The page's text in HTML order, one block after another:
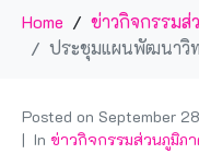
Home
ข่าวกิจกรรมส่
ประชุมแผนพัฒนาวิทยาลัยสงฆ์ก
Posted on September
In ข่าวกิจกรรมส่วนภูมิภ